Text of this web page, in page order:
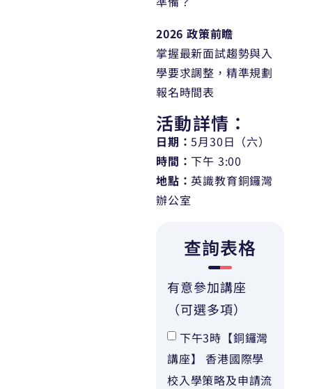
2026 政策前瞻
掌握最新面試趨勢與入
學要求調整，精準規劃
報名時間表
活動詳情：
日期：5月30日（六）
時間：下午 3:00
地點：英識教育銅鑼灣
辦公室
查詢表格
有意參加講座
（可選多項）
下午3時【銅鑼灣
講座】 香港國際學
校入學策略及申請流